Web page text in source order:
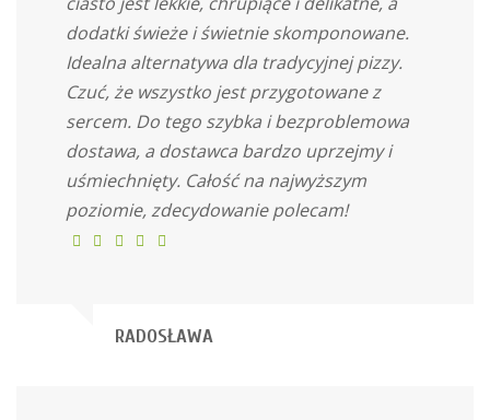
dodatki świeże i świetnie skomponowane.
Idealna alternatywa dla tradycyjnej pizzy.
Czuć, że wszystko jest przygotowane z
sercem. Do tego szybka i bezproblemowa
dostawa, a dostawca bardzo uprzejmy i
uśmiechnięty. Całość na najwyższym
poziomie, zdecydowanie polecam!
RADOSŁAWA